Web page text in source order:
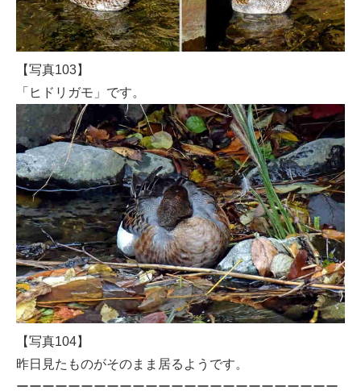
【写真103】
「ヒドリガモ」です。
【写真104】
昨日見たものがそのまま居るようです。
ーーーーーーーーーーーーーーーーーーーーーーーーー